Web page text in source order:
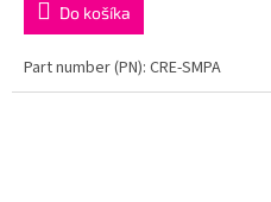
Do košíka
Part number (PN): CRE-SMPA